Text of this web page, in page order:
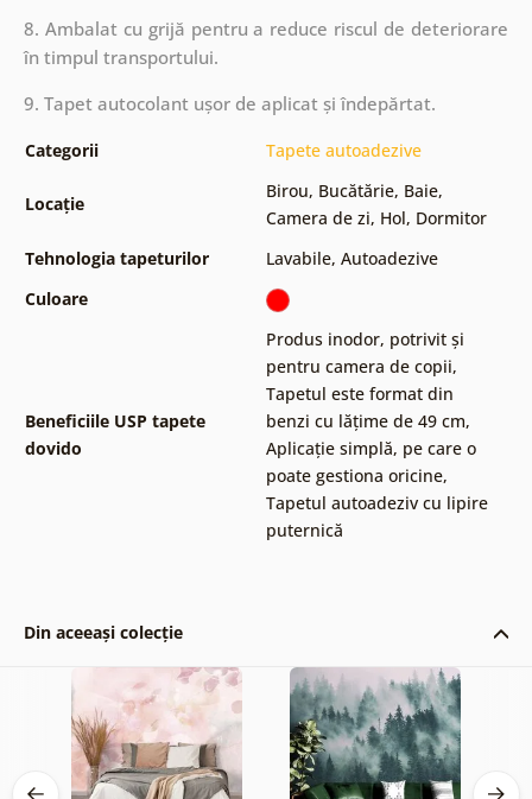
8. Ambalat cu grijă pentru a reduce riscul de deteriorare
în timpul transportului.
9. Tapet autocolant ușor de aplicat și îndepărtat.
Categorii Tapete autoadezive
Locație
Birou, Bucătărie, Baie,
Camera de zi, Hol, Dormitor
Tehnologia tapeturilor
Lavabile, Autoadezive
Culoare
Beneficiile USP tapete
dovido
Produs inodor, potrivit și
pentru camera de copii,
Tapetul este format din
benzi cu lățime de 49 cm,
Aplicație simplă, pe care o
poate gestiona oricine,
Tapetul autoadeziv cu lipire
puternică
Din aceeași colecție